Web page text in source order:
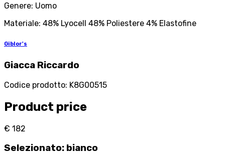
Genere: Uomo
Materiale: 48% Lyocell 48% Poliestere 4% Elastofine
Giblor's
Giacca Riccardo
Codice prodotto: K8G00515
Product price
€ 182
Selezionato: bianco